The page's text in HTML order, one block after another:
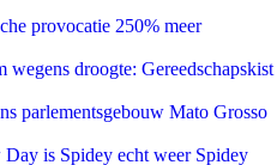
provocatie 250% meer
wegens droogte: Gereedschapskist
parlementsgebouw Mato Grosso
is Spidey echt weer Spidey